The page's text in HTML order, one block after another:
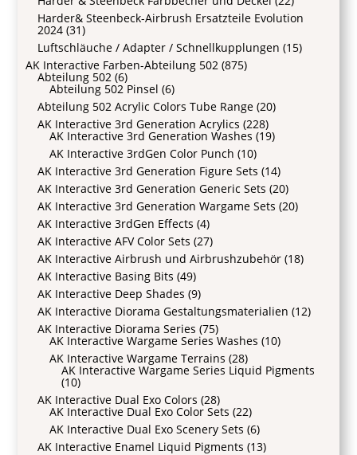
Harder& Steenbeck-Airbrush Ersatzteile Evolution
2024 (31)
Luftschläuche / Adapter / Schnellkupplungen (15)
AK Interactive Farben-Abteilung 502 (875)
Abteilung 502 (6)
Abteilung 502 Pinsel (6)
Abteilung 502 Acrylic Colors Tube Range (20)
AK Interactive 3rd Generation Acrylics (228)
AK Interactive 3rd Generation Washes (19)
AK Interactive 3rdGen Color Punch (10)
AK Interactive 3rd Generation Figure Sets (14)
AK Interactive 3rd Generation Generic Sets (20)
AK Interactive 3rd Generation Wargame Sets (20)
AK Interactive 3rdGen Effects (4)
AK Interactive AFV Color Sets (27)
AK Interactive Airbrush und Airbrushzubehör (18)
AK Interactive Basing Bits (49)
AK Interactive Deep Shades (9)
AK Interactive Diorama Gestaltungsmaterialien (12)
AK Interactive Diorama Series (75)
AK Interactive Wargame Series Washes (10)
AK Interactive Wargame Terrains (28)
AK Interactive Wargame Series Liquid Pigments
(10)
AK Interactive Dual Exo Colors (28)
AK Interactive Dual Exo Color Sets (22)
AK Interactive Dual Exo Scenery Sets (6)
AK Interactive Enamel Liquid Pigments (13)